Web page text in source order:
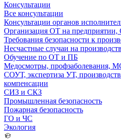
Консультации
Все консультации
Консультации органов
Организация ОТ на
Требования безопасности к
Несчастные случаи на
Обучение по ОТ и ПБ
Медосмотры, профзаболевания,
СОУТ, экспертиза УТ,
компенсации
СИЗ и СКЗ
Промышленная безопасность
Пожарная безопасность
ГО и ЧС
Экология